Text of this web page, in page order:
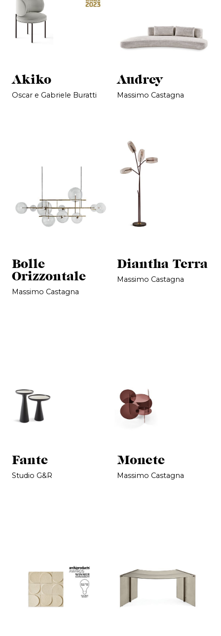
Akiko
Oscar e Gabriele Buratti
Audrey
Massimo Castagna
Bolle
Orizzontale
Massimo Castagna
Diantha Terra
Massimo Castagna
Fante
Studio G&R
Monete
Massimo Castagna